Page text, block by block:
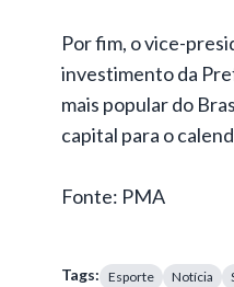
Por fim, o vice-
investimento da
mais popular do
capital para o
Fonte: PMA
Tags: Esporte Notícia